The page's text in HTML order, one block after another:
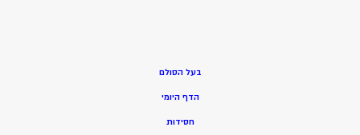
בעל הסולם
הדף היומי
חסידות